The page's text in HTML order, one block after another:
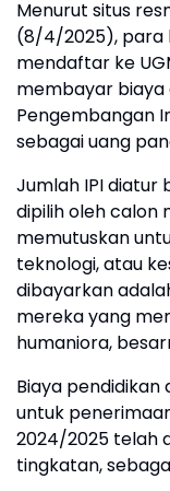
Menurut situs
(8/4/2025), para
mendaftar ke
membayar
Pengembangan
sebagai uang
Jumlah IPI diatur
dipilih oleh calon
memutuskan
teknologi, atau
dibayarkan
mereka yang
humaniora,
Biaya pendidikan
untuk
2024/2025 telah
tingkatan,